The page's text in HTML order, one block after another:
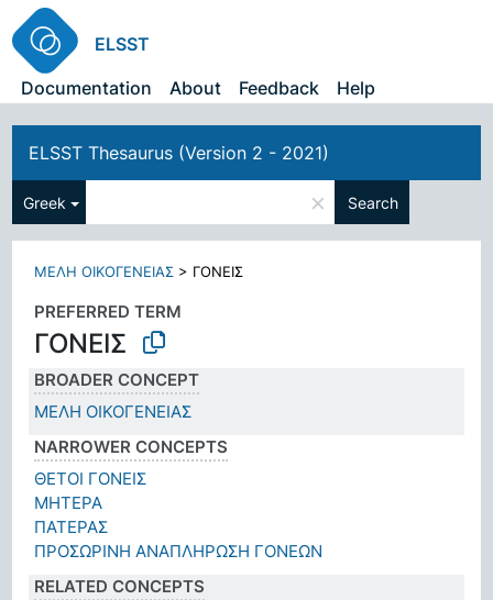
ELSST
Documentation
About Feedback Help
ELSST Thesaurus (Version 2 - 2021)
Greek × Search
ΜΕΛΗ ΟΙΚΟΓΕΝΕΙΑΣ > ΓΟΝΕΙΣ
PREFERRED TERM
ΓΟΝΕΙΣ
BROADER CONCEPT
ΜΕΛΗ ΟΙΚΟΓΕΝΕΙΑΣ
NARROWER CONCEPTS
ΘΕΤΟΙ ΓΟΝΕΙΣ
ΜΗΤΕΡΑ
ΠΑΤΕΡΑΣ
ΠΡΟΣΩΡΙΝΗ ΑΝΑΠΛΗΡΩΣΗ ΓΟΝΕΩΝ
RELATED CONCEPTS